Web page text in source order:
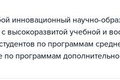
инновационный научно-
высокоразвитой учебной и
по программам
по программам